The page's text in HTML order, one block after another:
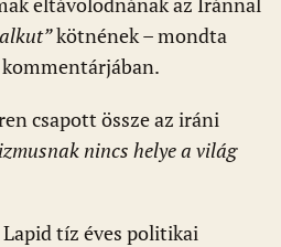
eltávolodnának az Iránnal
kötnének – mondta
csapott össze az iráni
nincs helye a világ
tíz éves politikai